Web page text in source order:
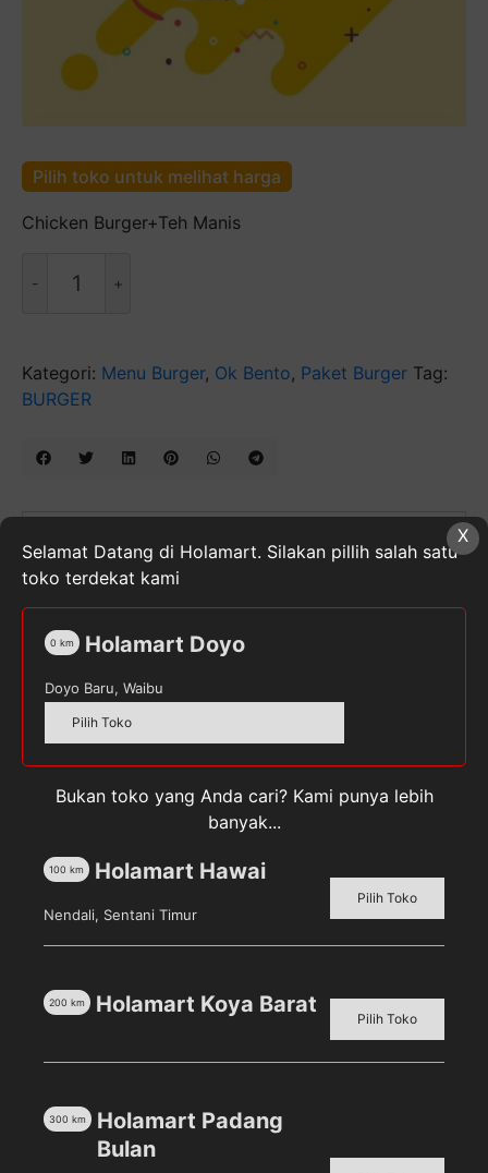
Pilih toko untuk melihat harga
Chicken Burger+Teh Manis
Paket
Kategori: Menu Burger, Ok Bento, Paket Burger Tag:
BURGER
Ulasan
Belum ada ulasan.
Jadilah yang pertama memberikan ulasan “Paket
Burger”
Alamat email Anda tidak akan dipublikasikan.
yang wajib ditandai*
Your rating
peramban ini untuk komentar saya berikutnya.
X
Selamat Datang di Holamart. Silakan pillih salah satu
toko terdekat kami
Holamart Doyo
0 km
Doyo Baru, Waibu
Pilih Toko
Bukan toko yang Anda cari? Kami punya lebih
banyak...
Holamart Hawai
100 km
Nendali, Sentani Timur
Pilih Toko
Holamart Koya Barat
200 km
Pilih Toko
Holamart Padang
Bulan
300 km